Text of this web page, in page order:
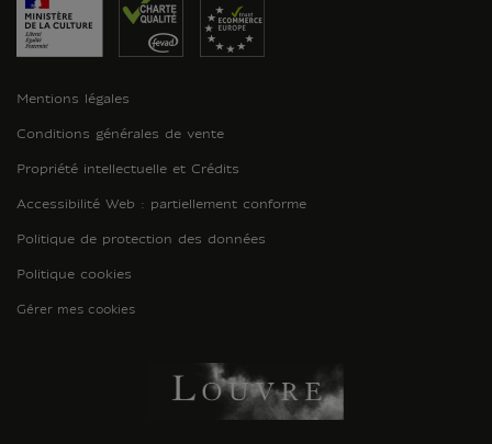
Mentions légales
Conditions générales de vente
Propriété intellectuelle et Crédits
Accessibilité Web : partiellement conforme
Politique de protection des données
Politique cookies
Gérer mes cookies